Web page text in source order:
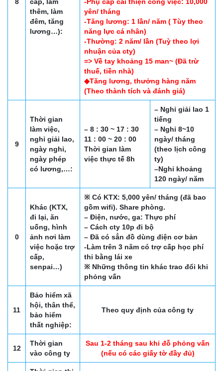
8
cấp, làm
thêm, làm
đêm, tăng
lương…):
-Phụ cấp cải thiện công việc: 10,000
yên/ tháng
-Tăng lương: 1 lần/ năm ( Tùy theo
năng lực cá nhân)
-Thường: 2 năm/ lần (Tuỳ theo lợi
nhuận của cty)
=> Về tay khoảng 15 man~ (Đã trừ
thuế, tiền nhà)
◆Tăng lương, thưởng hàng năm
(Theo thành tích và đánh giá)
9
Thời gian
làm việc,
nghỉ giải lao,
ngày nghỉ,
ngày phép
có lương,…:
– 8 : 30 ~ 17 : 30
11 : 00 ~ 20 : 00
Thời gian làm
việc thực tế 8h
– Nghỉ giải lao 1
tiếng
– Nghỉ 8~10
ngày/ tháng
(theo lịch công
ty)
–Nghỉ khoảng
120 ngày/ năm
0
Khác (KTX,
đi lại, ăn
uống, hình
ảnh nơi làm
việc hoặc trợ
cấp,
senpai…)
※ Có KTX: 5,000 yên/ tháng (đã bao
gồm wifi). Share phòng.
– Điện, nước, ga: Thực phí
– Cách cty 10p đi bộ
– Đã có sẳn đồ dùng điện cơ bản
-Làm trên 3 năm có trợ cấp học phí
thi bằng lái xe
※ Những thông tin khác trao đổi khi
phỏng vấn
11
Bảo hiểm xã
hội, thân thể,
bảo hiểm
thất nghiệp:
Theo quy định của công ty
12
Thời gian
vào công ty
Sau 1-2 tháng sau khi đỗ phỏng vấn
(nếu có các giấy tờ đầy đủ)